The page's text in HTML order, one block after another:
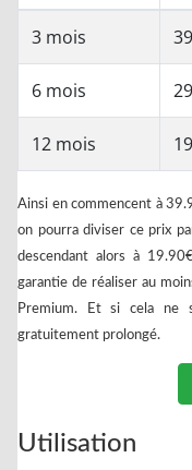
3 mois
6 mois
12 mois
Ainsi en commencent à
on pourra diviser ce prix
descendant alors à
garantie de réaliser au
Premium. Et si cela ne
gratuitement prolongé.
Utilisation